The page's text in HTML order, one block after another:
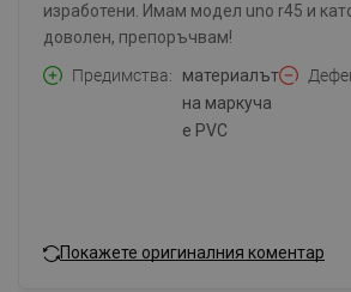
изработени. Имам модел uno r45 и
доволен, препоръчвам!
Предимства
материалът
на маркуча
е PVC
Покажете оригиналния коментар